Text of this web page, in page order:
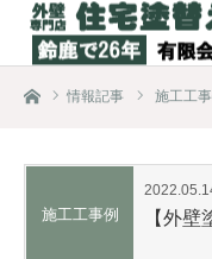
ホーム情報記事 施工工
施工工事例 【外